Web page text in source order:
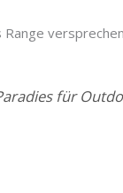
für